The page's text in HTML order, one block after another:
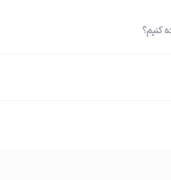
کنیم؟